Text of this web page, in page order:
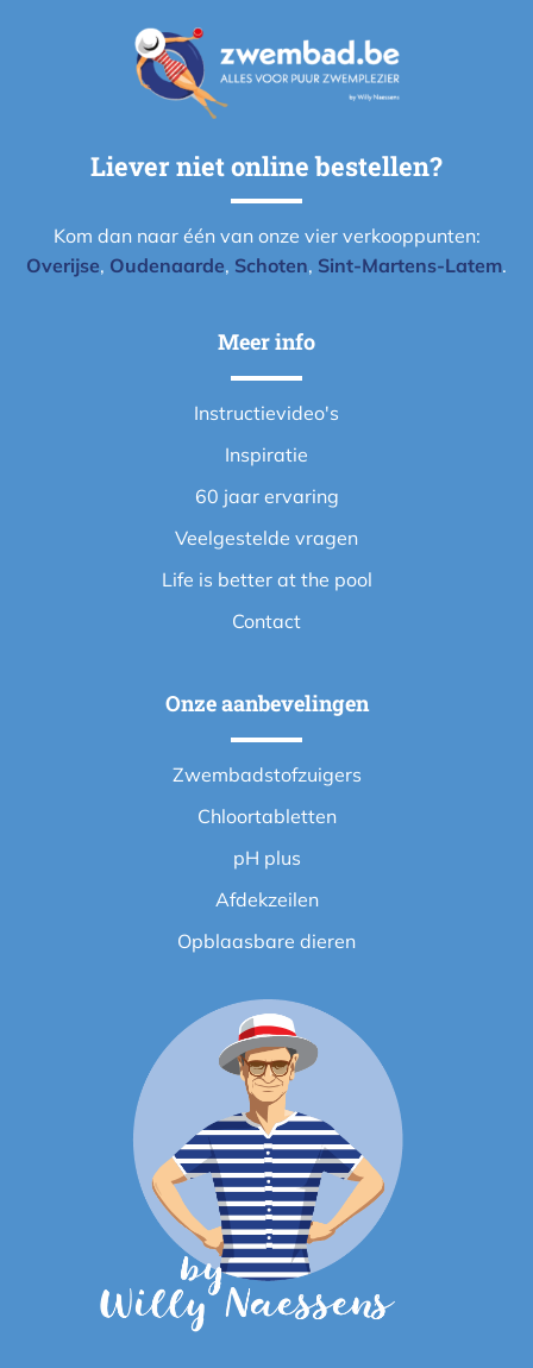
Liever niet online bestellen?
Kom dan naar één van onze vier verkooppunten:
Overijse, Oudenaarde, Schoten, Sint-Martens-Latem.
Meer info
Instructievideo's
Inspiratie
60 jaar ervaring
Veelgestelde vragen
Life is better at the pool
Contact
Onze aanbevelingen
Zwembadstofzuigers
Chloortabletten
pH plus
Afdekzeilen
Opblaasbare dieren